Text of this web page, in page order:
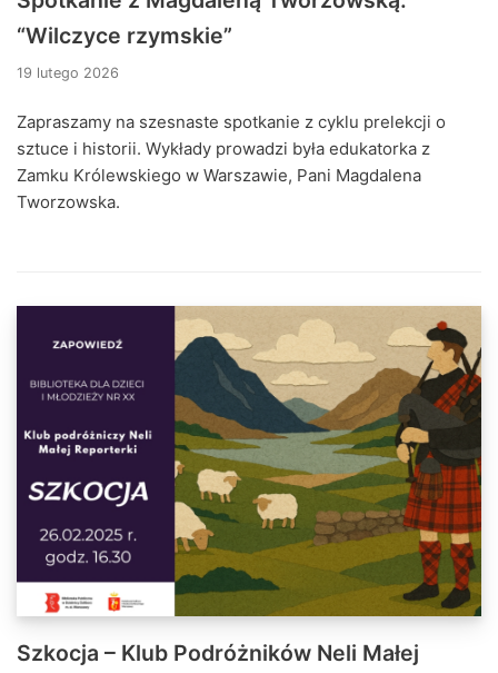
“Wilczyce rzymskie”
19 lutego 2026
Zapraszamy na szesnaste spotkanie z cyklu prelekcji o
sztuce i historii. Wykłady prowadzi była edukatorka z
Zamku Królewskiego w Warszawie, Pani Magdalena
Tworzowska.
Szkocja – Klub Podróżników Neli Małej